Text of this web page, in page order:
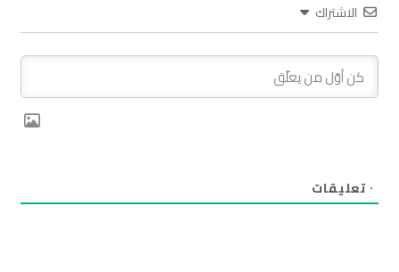
الاشتراك
٠ تعليقات